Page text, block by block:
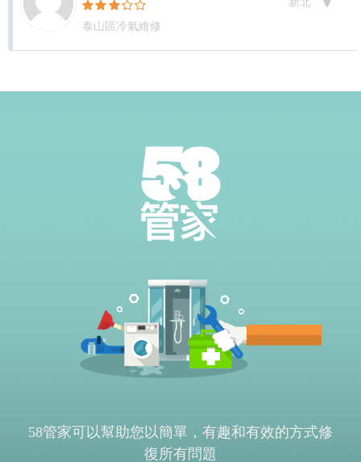
泰山區冷氣維修
58管家可以幫助您以簡單，有趣和有效的方式修
復所有問題